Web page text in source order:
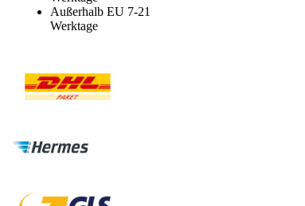
Außerhalb EU 7-21
Werktage